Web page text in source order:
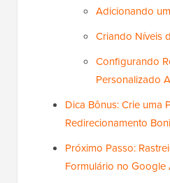
Adicionando
Criando Níveis
Configurando
Personalizado
Dica Bônus: Crie uma
Redirecionamento
Próximo Passo:
Formulário no Google